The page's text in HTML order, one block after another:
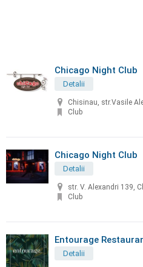
Chicago Night Club
Detalii
Chisinau, str.Vasile
Club
Chicago Night Club
Detalii
str. V. Alexandri 139,
Club
Entourage
Detalii